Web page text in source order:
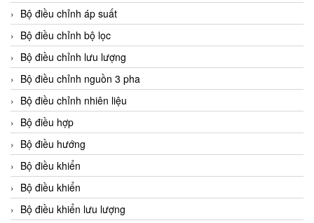
Bộ điều chỉnh áp suất
Bộ điều chỉnh bộ lọc
Bộ điều chỉnh lưu lượng
Bộ điều chỉnh nguồn 3 pha
Bộ điều chỉnh nhiên liệu
Bộ điều hợp
Bộ điều hướng
Bộ điều khiển
Bộ điều khiển
Bộ điều khiển lưu lượng